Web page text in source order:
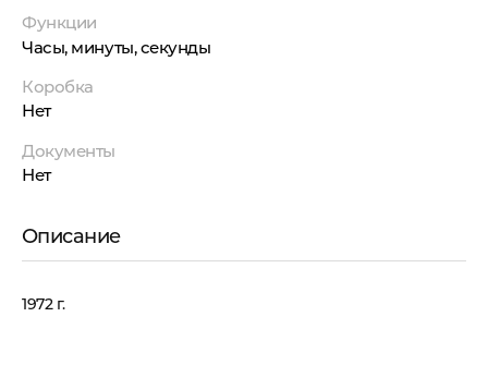
Функции
Часы, минуты, секунды
Коробка
Нет
Документы
Нет
Описание
1972 г.